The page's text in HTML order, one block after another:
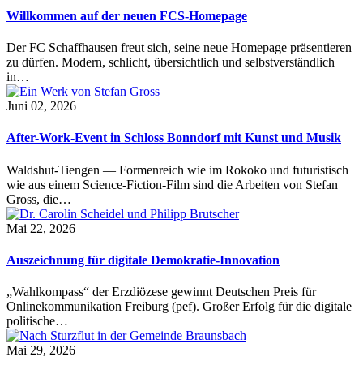
Willkommen auf der neuen FCS-Homepage
Der FC Schaffhausen freut sich, seine neue Homepage präsentieren
zu dürfen. Modern, schlicht, übersichtlich und selbstverständlich
in…
Juni 02, 2026
After-Work-Event in Schloss Bonndorf mit Kunst und Musik
Waldshut-Tiengen — Formenreich wie im Rokoko und futuristisch
wie aus einem Science-Fiction-Film sind die Arbeiten von Stefan
Gross, die…
Mai 22, 2026
Auszeichnung für digitale Demokratie-Innovation
„Wahlkompass“ der Erzdiözese gewinnt Deutschen Preis für
Onlinekommunikation Freiburg (pef). Großer Erfolg für die digitale
politische…
Mai 29, 2026